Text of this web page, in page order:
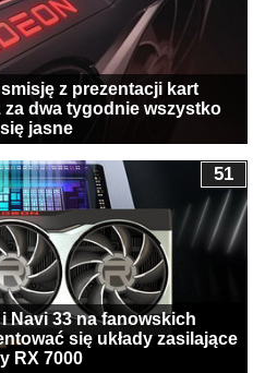
z prezentacji kart
dwa tygodnie wszystko
jasne
Navi 33 na fanowskich
się układy zasilające
RX 7000
51